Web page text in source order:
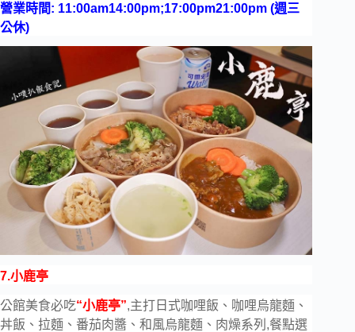
營業時間: 11:00am14:00pm;17:00pm21:00pm (週三
公休)
7.小鹿亭
公館美食必吃“小鹿亭”,主打日式咖哩飯、咖哩烏龍麵、
丼飯、拉麵、番茄肉醬、和風烏龍麵、肉燥系列,餐點選